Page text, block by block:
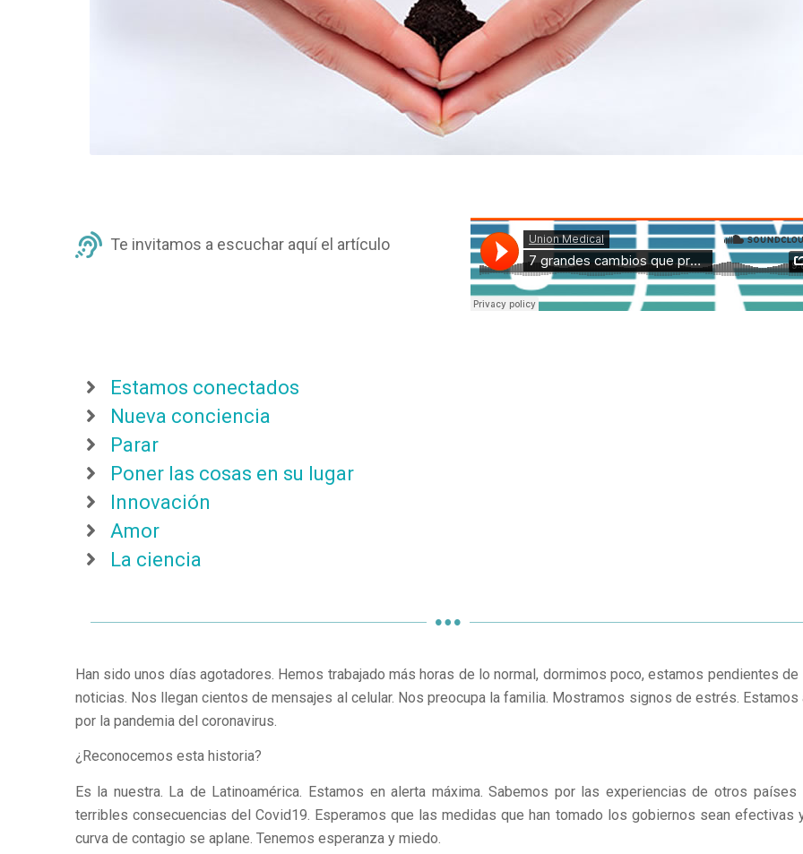
Te invitamos a escuchar aquí el artículo
Estamos conectados
Nueva conciencia
Parar
Poner las cosas en su lugar
Innovación
Amor
La ciencia
Han sido unos días agotadores. Hemos trabajado más horas de lo normal, dormimos poco, estamos pendientes de
noticias. Nos llegan cientos de mensajes al celular. Nos preocupa la familia. Mostramos signos de estrés. Estamos
por la pandemia del coronavirus.
¿Reconocemos esta historia?
Es la nuestra. La de Latinoamérica. Estamos en alerta máxima. Sabemos por las experiencias de otros países
terribles consecuencias del Covid19. Esperamos que las medidas que han tomado los gobiernos sean efectivas
curva de contagio se aplane. Tenemos esperanza y miedo.